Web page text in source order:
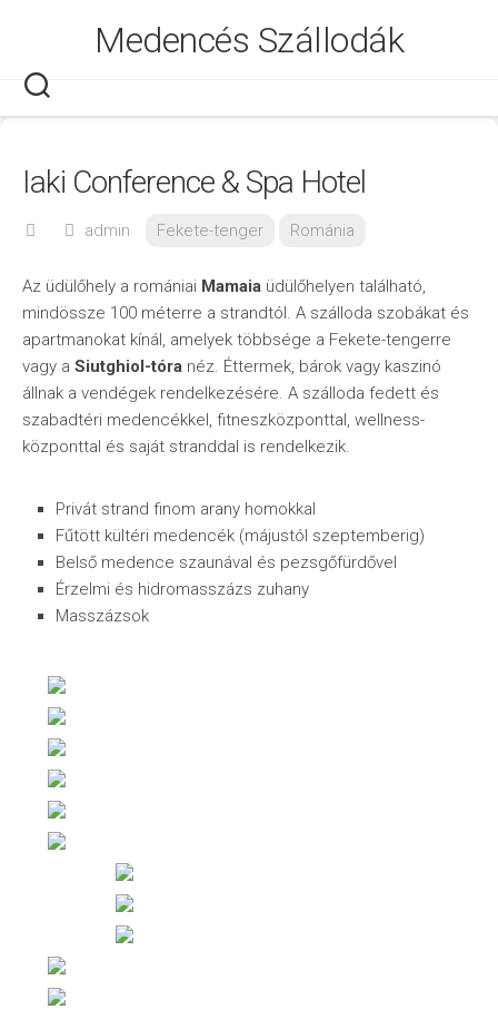
Medencés Szállodák
Iaki Conference & Spa Hotel
admin Fekete-tenger Románia
Az üdülőhely a romániai Mamaia üdülőhelyen található,
mindössze 100 méterre a strandtól. A szálloda szobákat és
apartmanokat kínál, amelyek többsége a Fekete-tengerre
vagy a Siutghiol-tóra néz. Éttermek, bárok vagy kaszinó
állnak a vendégek rendelkezésére. A szálloda fedett és
szabadtéri medencékkel, fitneszközponttal, wellness-
központtal és saját stranddal is rendelkezik.
Privát strand finom arany homokkal
Fűtött kültéri medencék (májustól szeptemberig)
Belső medence szaunával és pezsgőfürdővel
Érzelmi és hidromasszázs zuhany
Masszázsok